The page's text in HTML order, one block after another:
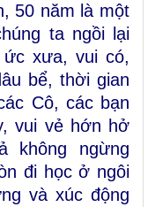
50 năm là một
ta ngồi lại
xưa, vui có,
bể, thời gian
Cô, các bạn
vui vẻ hớn hở
không ngừng
đi học ở ngôi
và xúc động